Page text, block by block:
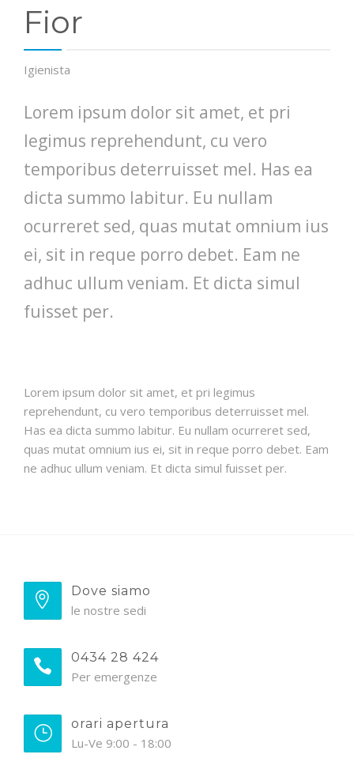
Fior
Igienista
Lorem ipsum dolor sit amet, et pri
legimus reprehendunt, cu vero
temporibus deterruisset mel. Has ea
dicta summo labitur. Eu nullam
ocurreret sed, quas mutat omnium ius
ei, sit in reque porro debet. Eam ne
adhuc ullum veniam. Et dicta simul
fuisset per.
Lorem ipsum dolor sit amet, et pri legimus
reprehendunt, cu vero temporibus deterruisset mel.
Has ea dicta summo labitur. Eu nullam ocurreret sed,
quas mutat omnium ius ei, sit in reque porro debet. Eam
ne adhuc ullum veniam. Et dicta simul fuisset per.
Dove siamo
le nostre sedi
0434 28 424
Per emergenze
orari apertura
Lu-Ve 9:00 - 18:00